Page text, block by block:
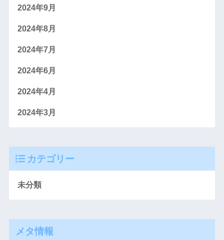
2024年9月
2024年8月
2024年7月
2024年6月
2024年4月
2024年3月
カテゴリー
未分類
メタ情報